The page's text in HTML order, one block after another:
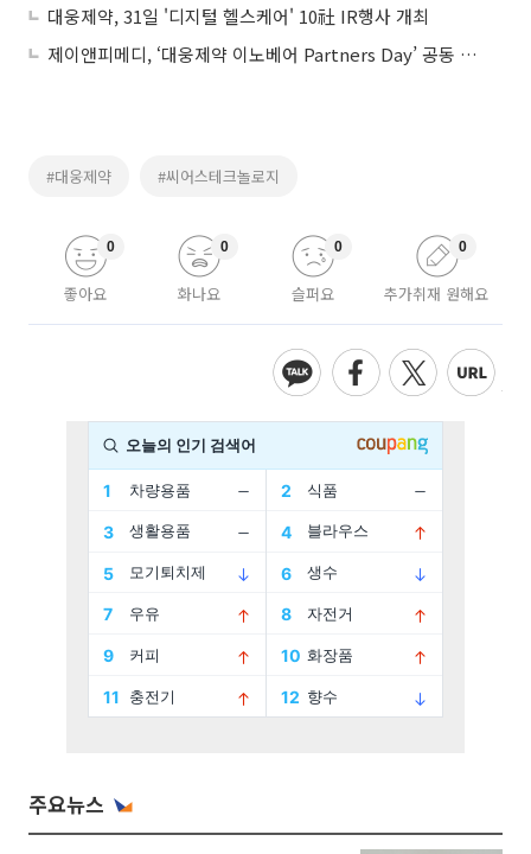
대웅제약, 31일 '디지털 헬스케어' 10社 IR행사 개최
제이앤피메디, ‘대웅제약 이노베어 Partners Day’ 공동 참여
#대웅제약 #씨어스테크놀로지
좋아요
0
화나요
0
슬퍼요
0
추가취재 원해요
0
주요뉴스